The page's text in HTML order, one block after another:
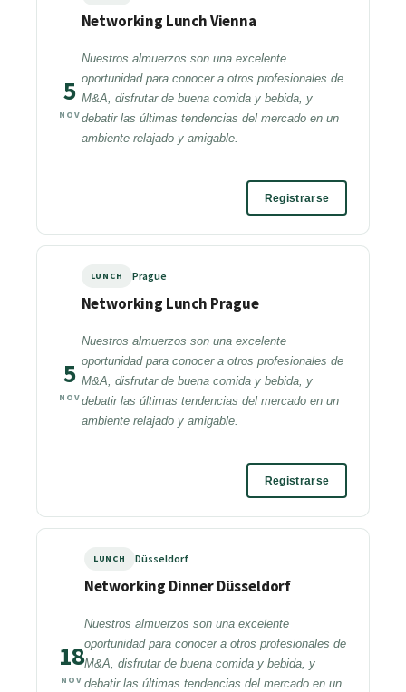
5
NOV
Networking Lunch Vienna
Nuestros almuerzos son una excelente
oportunidad para conocer a otros profesionales de
M&A, disfrutar de buena comida y bebida, y
debatir las últimas tendencias del mercado en un
ambiente relajado y amigable.
Registrarse
5
NOV
LUNCH Prague
Networking Lunch Prague
Nuestros almuerzos son una excelente
oportunidad para conocer a otros profesionales de
M&A, disfrutar de buena comida y bebida, y
debatir las últimas tendencias del mercado en un
ambiente relajado y amigable.
Registrarse
18
NOV
LUNCH Düsseldorf
Networking Dinner Düsseldorf
Nuestros almuerzos son una excelente
oportunidad para conocer a otros profesionales de
M&A, disfrutar de buena comida y bebida, y
debatir las últimas tendencias del mercado en un